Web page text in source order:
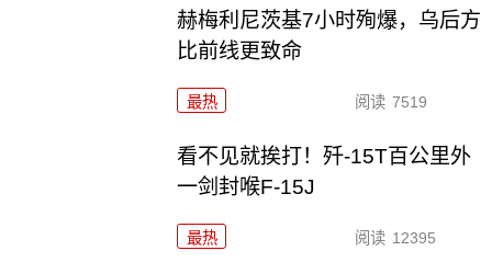
赫梅利尼茨基7小时殉爆，乌后方
比前线更致命
最热 阅读 7519
看不见就挨打！歼-15T百公里外
一剑封喉F-15J
最热 阅读 12395